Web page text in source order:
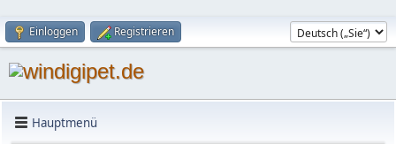
Einloggen Registrieren
Hauptmenü